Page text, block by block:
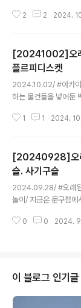
라 불을 붙이도록 만든
연탄불을 꺼뜨려 번개
켜기위해 부억이나 거
요. 한때 국내의 성냥
엔성냥)·아리랑표(조일
막 남은 의성에 있던
2 2 2024.
[20241002]오
플르피디스켓
2024.10.02/ #아카이
하는 물건들을 넣어둔
만, 요즘은 거의 쓰이지
스크가 그냥 만질 수
표현하면서 고장에 취
스틱으로 만들어졌으
어 슨으로 쉽게 만질
있었고, 그것보다 작
1.44MB 용량은 2HD
1 1 2024.
[20240928]오
슬. 사기구슬
2024.09.28/ #오래
놀이/ 지금은 문구점에
등 여러가지 놀이 방법
이 되었다. 정작 모아
따기 위해 이웃 동네
쇠 등 구슬의 종류도
0 0 2024.
이 블로그 인기글